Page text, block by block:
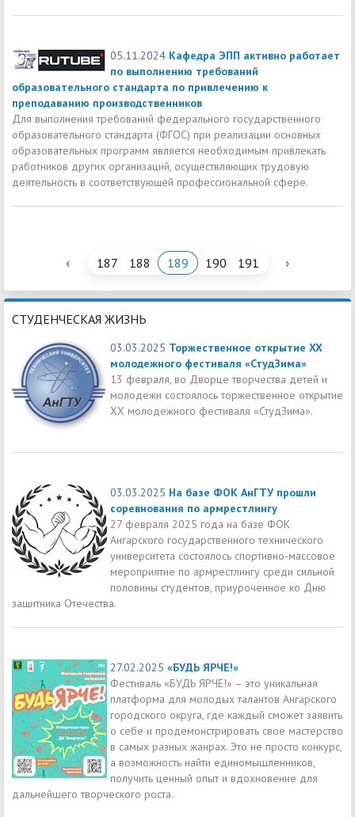
05.11.2024 Кафедра ЭПП активно работает
по выполнению требований
образовательного стандарта по привлечению к
преподаванию производственников
Для выполнения требований федерального государственного
образовательного стандарта (ФГОС) при реализации основных
образовательных программ является необходимым привлекать
работников других организаций, осуществляющих трудовую
деятельность в соответствующей профессиональной сфере.
‹ 187 188 189 190 191 ›
СТУДЕНЧЕСКАЯ ЖИЗНЬ
03.03.2025 Торжественное открытие XX
молодежного фестиваля «СтудЗима»
13 февраля, во Дворце творчества детей и
молодежи состоялось торжественное открытие
XX молодежного фестиваля «СтудЗима».
03.03.2025 На базе ФОК АнГТУ прошли
соревнования по армрестлингу
27 февраля 2025 года на базе ФОК
Ангарского государственного технического
университета состоялось спортивно-массовое
мероприятие по армрестлингу среди сильной
половины студентов, приуроченное ко Дню
защитника Отечества.
27.02.2025 «БУДЬ ЯРЧЕ!»
Фестиваль «БУДЬ ЯРЧЕ!» – это уникальная
платформа для молодых талантов Ангарского
городского округа, где каждый сможет заявить
о себе и продемонстрировать свое мастерство
в самых разных жанрах. Это не просто конкурс,
а возможность найти единомышленников,
получить ценный опыт и вдохновение для
дальнейшего творческого роста.